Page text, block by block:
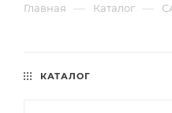
Главная — Каталог —
КАТАЛОГ